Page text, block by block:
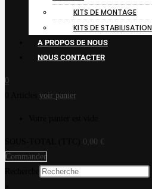
KITS DE MONTAGE
KITS DE STABILISATION
A PROPOS DE NOUS
NOUS CONTACTER
0
voir panier
0,00 €
Commander